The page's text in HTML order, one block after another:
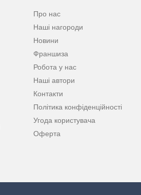
Про нас
Наші нагороди
Новини
Франшиза
Робота у нас
Наші автори
Контакти
Політика конфіденційності
Угода користувача
Оферта